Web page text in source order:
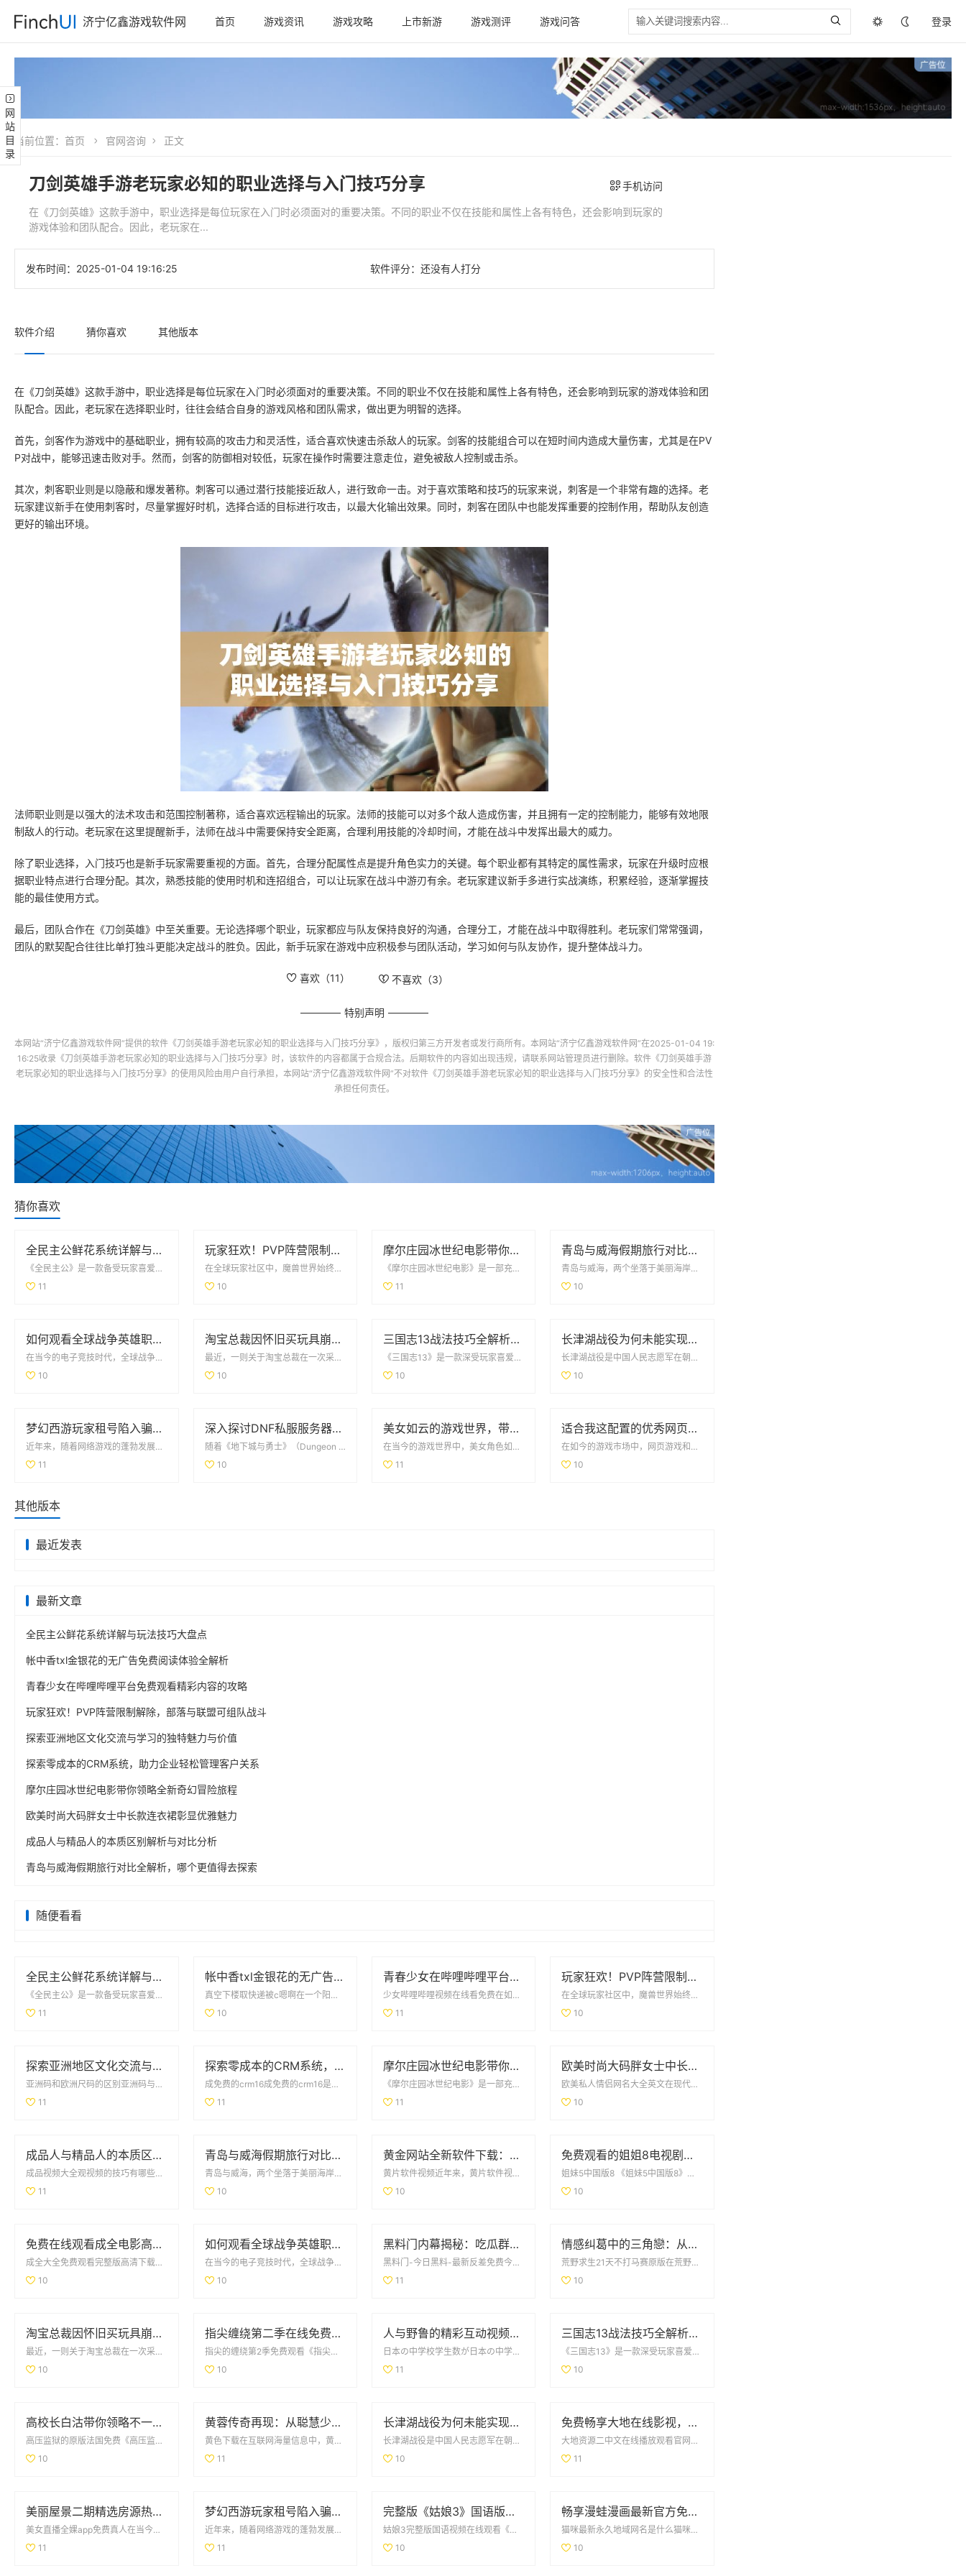
济宁亿鑫游戏软件网 首页 游戏资讯 游戏攻略 上市新游 游戏测评 游戏问答 登录
网站目录 当前位置： 首页 官网咨询 正文
刀剑英雄手游老玩家必知的职业选择与入门技巧分享 手机访问
在《刀剑英雄》这款手游中，职业选择是每位玩家在入门时必须面对的重要决策。不同的职业不仅在技能和属性上各有特色，还会影响到玩家的
游戏体验和团队配合。因此，老玩家在...
发布时间： 2025-01-04 19:16:25 软件评分： 还没有人打分
软件介绍 猜你喜欢 其他版本
在《刀剑英雄》这款手游中，职业选择是每位玩家在入门时必须面对的重要决策。不同的职业不仅在技能和属性上各有特色，还会影响到玩家的游戏体验和团
队配合。因此，老玩家在选择职业时，往往会结合自身的游戏风格和团队需求，做出更为明智的选择。
首先，剑客作为游戏中的基础职业，拥有较高的攻击力和灵活性，适合喜欢快速击杀敌人的玩家。剑客的技能组合可以在短时间内造成大量伤害，尤其是在PV
P对战中，能够迅速击败对手。然而，剑客的防御相对较低，玩家在操作时需要注意走位，避免被敌人控制或击杀。
其次，刺客职业则是以隐蔽和爆发著称。刺客可以通过潜行技能接近敌人，进行致命一击。对于喜欢策略和技巧的玩家来说，刺客是一个非常有趣的选择。老
玩家建议新手在使用刺客时，尽量掌握好时机，选择合适的目标进行攻击，以最大化输出效果。同时，刺客在团队中也能发挥重要的控制作用，帮助队友创造
更好的输出环境。
法师职业则是以强大的法术攻击和范围控制著称，适合喜欢远程输出的玩家。法师的技能可以对多个敌人造成伤害，并且拥有一定的控制能力，能够有效地限
制敌人的行动。老玩家在这里提醒新手，法师在战斗中需要保持安全距离，合理利用技能的冷却时间，才能在战斗中发挥出最大的威力。
除了职业选择，入门技巧也是新手玩家需要重视的方面。首先，合理分配属性点是提升角色实力的关键。每个职业都有其特定的属性需求，玩家在升级时应根
据职业特点进行合理分配。其次，熟悉技能的使用时机和连招组合，可以让玩家在战斗中游刃有余。老玩家建议新手多进行实战演练，积累经验，逐渐掌握技
能的最佳使用方式。
最后，团队合作在《刀剑英雄》中至关重要。无论选择哪个职业，玩家都应与队友保持良好的沟通，合理分工，才能在战斗中取得胜利。老玩家们常常强调，
团队的默契配合往往比单打独斗更能决定战斗的胜负。因此，新手玩家在游戏中应积极参与团队活动，学习如何与队友协作，提升整体战斗力。
喜欢（11） 不喜欢（3）
特别声明
本网站“济宁亿鑫游戏软件网”提供的软件 《刀剑英雄手游老玩家必知的职业选择与入门技巧分享》 ，版权归第三方开发者或发行商所有。本网站“济宁亿鑫游戏软件网”在2025-01-04 19:
16:25收录 《刀剑英雄手游老玩家必知的职业选择与入门技巧分享》 时，该软件的内容都属于合规合法。后期软件的内容如出现违规，请联系网站管理员进行删除。软件 《刀剑英雄手游
老玩家必知的职业选择与入门技巧分享》 的使用风险由用户自行承担，本网站“济宁亿鑫游戏软件网”不对软件 《刀剑英雄手游老玩家必知的职业选择与入门技巧分享》 的安全性和合法性
承担任何责任。
猜你喜欢
全民主公鲜花系统详解与玩法技巧大盘点
《全民主公》是一款备受玩家喜爱的策略类手游，其中鲜花系统作为游戏的一大特色，吸引了众多玩家的关注。鲜...
11
玩家狂欢！PVP阵营限制解除，部落与联盟可组队战斗
在全球玩家社区中，魔兽世界始终占据着重要的地位。其不断更新的内容和丰富多彩的游戏体验吸引了无数玩家。...
10
摩尔庄园冰世纪电影带你领略全新奇幻冒险旅程
《摩尔庄园冰世纪电影》是一部充满奇幻色彩的动画电影，它带领观众进入一个全新的冒险旅程。在这个冰雪覆盖...
11
青岛与威海假期旅行对比全解析，哪个更值得去探索
青岛与威海，两个坐落于美丽海岸线的海滨城市，各自拥有独特的魅力和丰富的旅游资源。对于假期旅行者来说，...
10
如何观看全球战争英雄职业赛事的最新信息与平台推荐
在当今的电子竞技时代，全球战争英雄职业赛事吸引了无数玩家和观众的目光。随着技术的进步和网络的普及，观...
10
淘宝总裁因怀旧买玩具崩溃哭泣引发热议
最近，一则关于淘宝总裁在一次采访中因怀旧情绪而崩溃哭泣的事件，引发了广泛的热议。这位总裁在谈及童年时...
10
三国志13战法技巧全解析：全面掌握战法使用策略与方法
《三国志13》是一款深受玩家喜爱的策略类游戏，其中的战法系统不仅丰富多样，还为战斗带来了极大的变化和...
10
长津湖战役为何未能实现全歼敌军的深度解析
长津湖战役是中国人民志愿军在朝鲜战争中的一场重要战役，然而，这场战役虽然在一定程度上取得了战略胜利，...
10
梦幻西游玩家租号陷入骗局 CBG应优化租赁功能保障权益
近年来，随着网络游戏的蓬勃发展，《梦幻西游》作为一款经典的MMORPG，吸引了大量玩家。为了体验高等...
11
深入探讨DNF私服服务器的安全隐患及技术挑战
随着《地下城与勇士》（Dungeon & Fighter，简称DNF）的热度不断攀升，越来越多的玩家...
10
美女如云的游戏世界，带你领略视觉盛宴的无限魅力
在当今的游戏世界中，美女角色如云而生，无疑为游戏增添了无穷的魅力和视觉享受。从古风仙侠到现代都市，每...
11
适合我这配置的优秀网页游戏和单机游戏推荐
在如今的游戏市场中，网页游戏和单机游戏因其便捷性和丰富性而受到越来越多玩家的青睐。对于配置较低的电脑...
10
其他版本
最近发表
最新文章
全民主公鲜花系统详解与玩法技巧大盘点
帐中香txl金银花的无广告免费阅读体验全解析
青春少女在哔哩哔哩平台免费观看精彩内容的攻略
玩家狂欢！PVP阵营限制解除，部落与联盟可组队战斗
探索亚洲地区文化交流与学习的独特魅力与价值
探索零成本的CRM系统，助力企业轻松管理客户关系
摩尔庄园冰世纪电影带你领略全新奇幻冒险旅程
欧美时尚大码胖女士中长款连衣裙彰显优雅魅力
成品人与精品人的本质区别解析与对比分析
青岛与威海假期旅行对比全解析，哪个更值得去探索
随便看看
全民主公鲜花系统详解与玩法技巧大盘点
《全民主公》是一款备受玩家喜爱的策略类手游，其中鲜花系统作为游戏的一大特色，吸引了众多玩家的关注。鲜...
11
帐中香txl金银花的无广告免费阅读体验全解析
真空下楼取快递被c嗯啊在一个阳光明媚的午后，家里的快递终于到了，然而我却决定以一种“真空...
10
青春少女在哔哩哔哩平台免费观看精彩内容的攻略
少女哔哩哔哩视频在线看免费在如今这个数字化时代，网络视频平台蓬勃发展，少女哔哩哔哩作为一...
11
玩家狂欢！PVP阵营限制解除，部落与联盟可组队战斗
在全球玩家社区中，魔兽世界始终占据着重要的地位。其不断更新的内容和丰富多彩的游戏体验吸引了无数玩家。...
10
探索亚洲地区文化交流与学习的独特魅力与价值
亚洲码和欧洲尺码的区别亚洲码与欧洲尺码的主要区别在于尺寸标准的不同。亚洲码通常较小，以适...
11
探索零成本的CRM系统，助力企业轻松管理客户关系
成免费的crm16成免费的crm16是一个高效的客户管理工具，专为中小型企业设计，旨在帮...
11
摩尔庄园冰世纪电影带你领略全新奇幻冒险旅程
《摩尔庄园冰世纪电影》是一部充满奇幻色彩的动画电影，它带领观众进入一个全新的冒险旅程。在这个冰雪覆盖...
11
欧美时尚大码胖女士中长款连衣裙彰显优雅魅力
欧美私人情侣网名大全英文在现代社交网络中，情侣网名成为一种流行趋势，它们可以表达彼此的感...
10
成品人与精品人的本质区别解析与对比分析
成品视频大全观视频的技巧有哪些观看成品视频时，有几个技巧可以帮助你更好地理解和吸收其中的...
11
青岛与威海假期旅行对比全解析，哪个更值得去探索
青岛与威海，两个坐落于美丽海岸线的海滨城市，各自拥有独特的魅力和丰富的旅游资源。对于假期旅行者来说，...
10
黄金网站全新软件下载：快速获取最新投资资讯与市场动态
黄片软件视频近年来，黄片软件视频的需求逐渐上升，许多人通过这些平台获取娱乐内容。这类...
10
免费观看的姐姐8电视剧全集，畅享精彩剧情与人生故事
姐妹5中国版8 《姐妹5中国版8》是一部备受期待的电视剧，讲述了几位姐妹之间跌宕起伏的...
10
免费在线观看成全电影高清国语版，畅享精彩剧情和感人故事
成全大全免费观看完整版高清下载对于喜欢观看影视剧的观众来说，成全大全免费观看完整版高清下...
10
如何观看全球战争英雄职业赛事的最新信息与平台推荐
在当今的电子竞技时代，全球战争英雄职业赛事吸引了无数玩家和观众的目光。随着技术的进步和网络的普及，观...
10
黑料门内幕揭秘：吃瓜群众们的最新爆料大曝光
黑料门-今日黑料-最新反差免费今日的黑料门带来了令人震惊的反差消息，很多人对此感到意...
11
情感纠葛中的三角戀：从原配到新妾的心路历程
荒野求生21天不打马赛原版在荒野求生的挑战中，21天的时间是一个极限，也是一次生死考验。...
10
淘宝总裁因怀旧买玩具崩溃哭泣引发热议
最近，一则关于淘宝总裁在一次采访中因怀旧情绪而崩溃哭泣的事件，引发了广泛的热议。这位总裁在谈及童年时...
10
指尖缠绕第二季在线免费观看，感受爱情与命运的交织
指尖的缠绕第2季免费观看《指尖的缠绕》第2季再次带我们进入了充满情感与挑战的世界。在这一...
10
人与野鲁的精彩互动视频完整版分享与讨论
日本の中学校学生数が日本の中学校学生数は年々変動しており、少子化の影響を受けています。教...
11
三国志13战法技巧全解析：全面掌握战法使用策略与方法
《三国志13》是一款深受玩家喜爱的策略类游戏，其中的战法系统不仅丰富多样，还为战斗带来了极大的变化和...
10
高校长白沽带你领略不一样的校园人生与冒险之旅
高压监狱的原版法国免费《高压监狱》作为一部经典的法国电影，它通过紧凑的剧情和深刻的人物刻...
10
黄蓉传奇再现：从聪慧少女到武林女侠的成长之路
黄色下载在互联网海量信息中，黄色下载成为了一个炙手可热的话题。许多用户为了寻找各种资源，...
11
长津湖战役为何未能实现全歼敌军的深度解析
长津湖战役是中国人民志愿军在朝鲜战争中的一场重要战役，然而，这场战役虽然在一定程度上取得了战略胜利，...
10
免费畅享大地在线影视，随时随地观看热门影片
大地资源二中文在线播放观看官网下载在大地资源二的平台上，用户可以方便地找到各种中文影视资...
11
美丽屋景二期精选房源热销中，抓住机会买房吧
美女直播全婐app免费真人在当今网络时代，美女直播已经成为一种热门的娱乐方式。许多用户...
11
梦幻西游玩家租号陷入骗局 CBG应优化租赁功能保障权益
近年来，随着网络游戏的蓬勃发展，《梦幻西游》作为一款经典的MMORPG，吸引了大量玩家。为了体验高等...
11
完整版《姑娘3》国语版在线免费观看的最新资源分享
姑娘3完整版国语视频在线观看《姑娘3》是一部引人入胜的电视剧，展现了年轻人之间的情感纠葛...
10
畅享漫蛙漫画最新官方免费版下载安装体验攻略
猫咪最新永久地域网名是什么猫咪的网名在网络上不断更新，最新的永久地域网名通常会结合可爱、...
10